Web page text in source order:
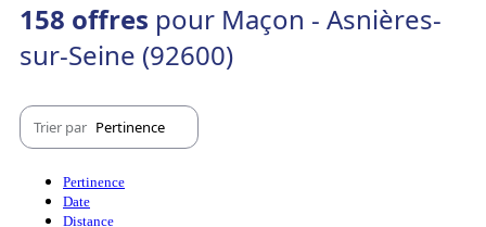
158 offres pour Maçon - Asnières-
sur-Seine (92600)
Trier par Pertinence
Pertinence
Date
Distance